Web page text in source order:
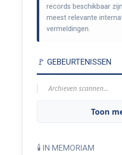
records beschikbaar
meest relevante
vermeldingen.
🚩 GEBEURTENISSEN
Archieven scannen...
Toon
🕯️ IN MEMORIAM